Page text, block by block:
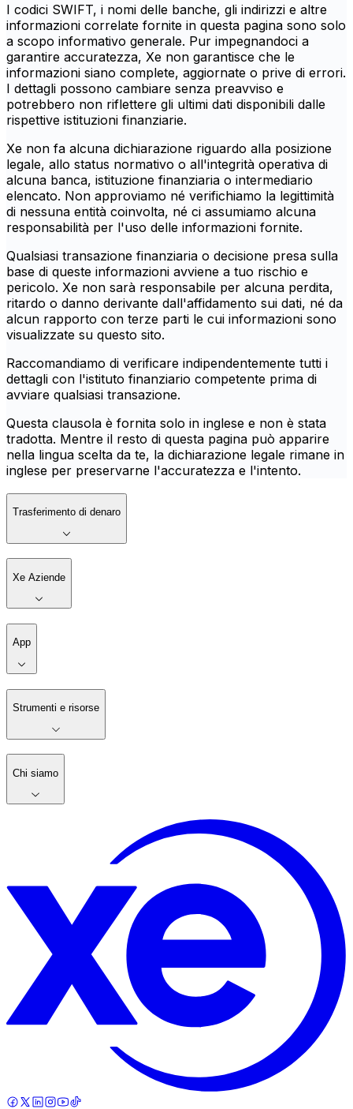
I codici SWIFT, i nomi delle banche, gli indirizzi e altre
informazioni correlate fornite in questa pagina sono solo
a scopo informativo generale. Pur impegnandoci a
garantire accuratezza, Xe non garantisce che le
informazioni siano complete, aggiornate o prive di errori.
I dettagli possono cambiare senza preavviso e
potrebbero non riflettere gli ultimi dati disponibili dalle
rispettive istituzioni finanziarie.
Xe non fa alcuna dichiarazione riguardo alla posizione
legale, allo status normativo o all'integrità operativa di
alcuna banca, istituzione finanziaria o intermediario
elencato. Non approviamo né verifichiamo la legittimità
di nessuna entità coinvolta, né ci assumiamo alcuna
responsabilità per l'uso delle informazioni fornite.
Qualsiasi transazione finanziaria o decisione presa sulla
base di queste informazioni avviene a tuo rischio e
pericolo. Xe non sarà responsabile per alcuna perdita,
ritardo o danno derivante dall'affidamento sui dati, né da
alcun rapporto con terze parti le cui informazioni sono
visualizzate su questo sito.
Raccomandiamo di verificare indipendentemente tutti i
dettagli con l'istituto finanziario competente prima di
avviare qualsiasi transazione.
Questa clausola è fornita solo in inglese e non è stata
tradotta. Mentre il resto di questa pagina può apparire
nella lingua scelta da te, la dichiarazione legale rimane in
inglese per preservarne l'accuratezza e l'intento.
Trasferimento di denaro
Xe Aziende
App
Strumenti e risorse
Chi siamo